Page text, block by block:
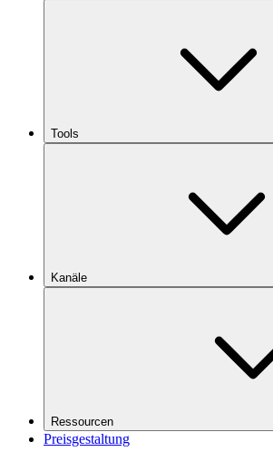
Tools
Kanäle
Ressourcen
Preisgestaltung